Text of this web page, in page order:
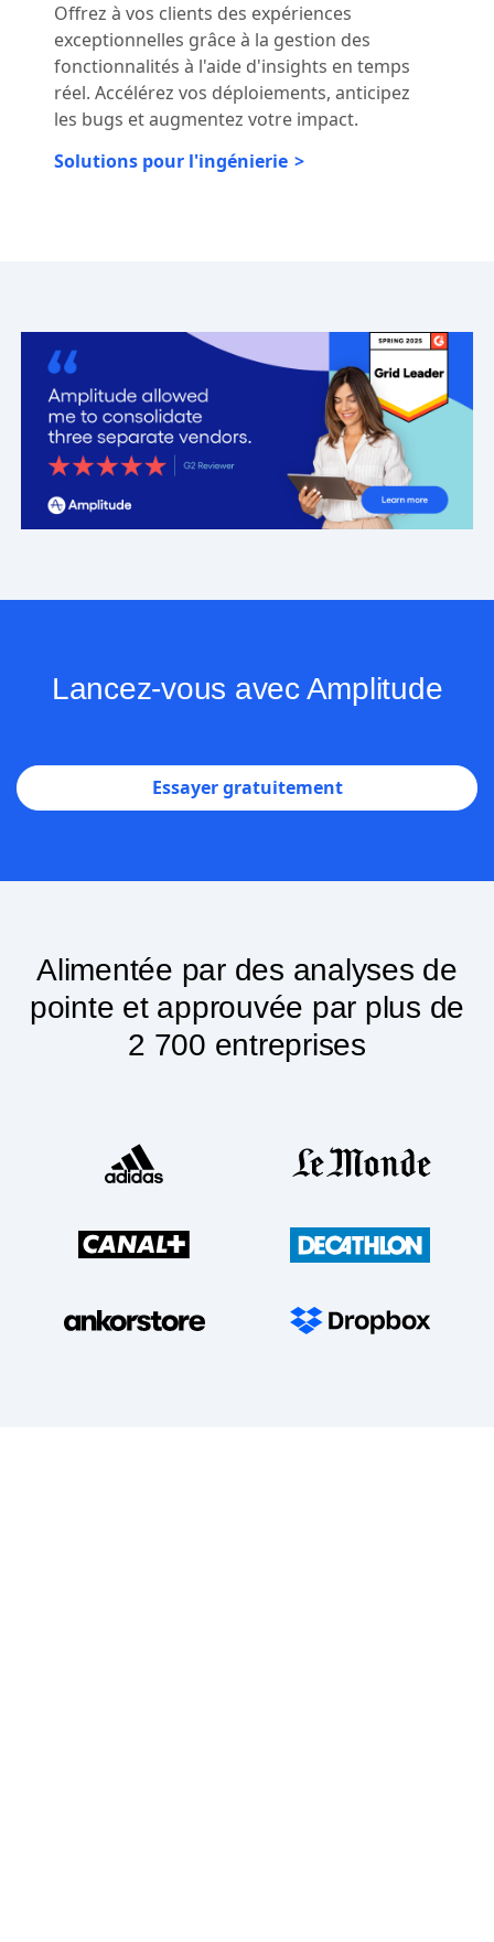
Offrez à vos clients des expériences
exceptionnelles grâce à la gestion des
fonctionnalités à l'aide d'insights en temps
réel. Accélérez vos déploiements, anticipez
les bugs et augmentez votre impact.
Solutions pour l'ingénierie
Lancez-vous avec Amplitude
Essayer gratuitement
Alimentée par des analyses de
pointe et approuvée par plus de
2 700 entreprises